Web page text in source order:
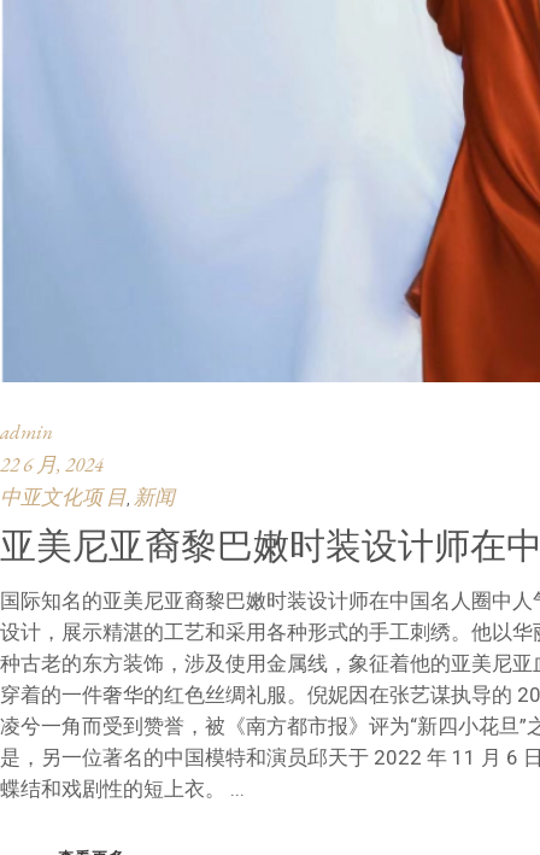
admin
22 6 月, 2024
中亚文化项 目 新闻
亚美尼亚裔黎巴嫩时装设计师在
国际知名的亚美尼亚裔黎巴嫩时装设计师在中国名人圈中
设计，展示精湛的工艺和采用各种形式的手工刺绣。他以
种古老的东方装饰，涉及使用金属线，象征着他的亚美尼
穿着的一件奢华的红色丝绸礼服。倪妮因在张艺谋执导的
凌兮一角而受到赞誉，被《南方都市报》评为“新四小花旦
是，另一位著名的中国模特和演员邱天于 2022 年 11 月 6
蝶结和戏剧性的短上衣。